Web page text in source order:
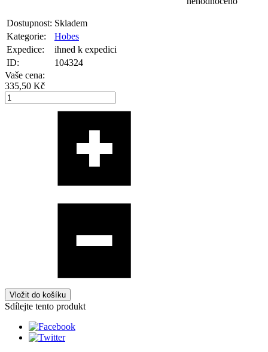
Dostupnost: Skladem
Kategorie:
Hobes
Expedice:
ihned k expedici
ID:
104324
Vaše cena:
335,50 Kč
Vložit do košíku
Sdílejte tento produkt